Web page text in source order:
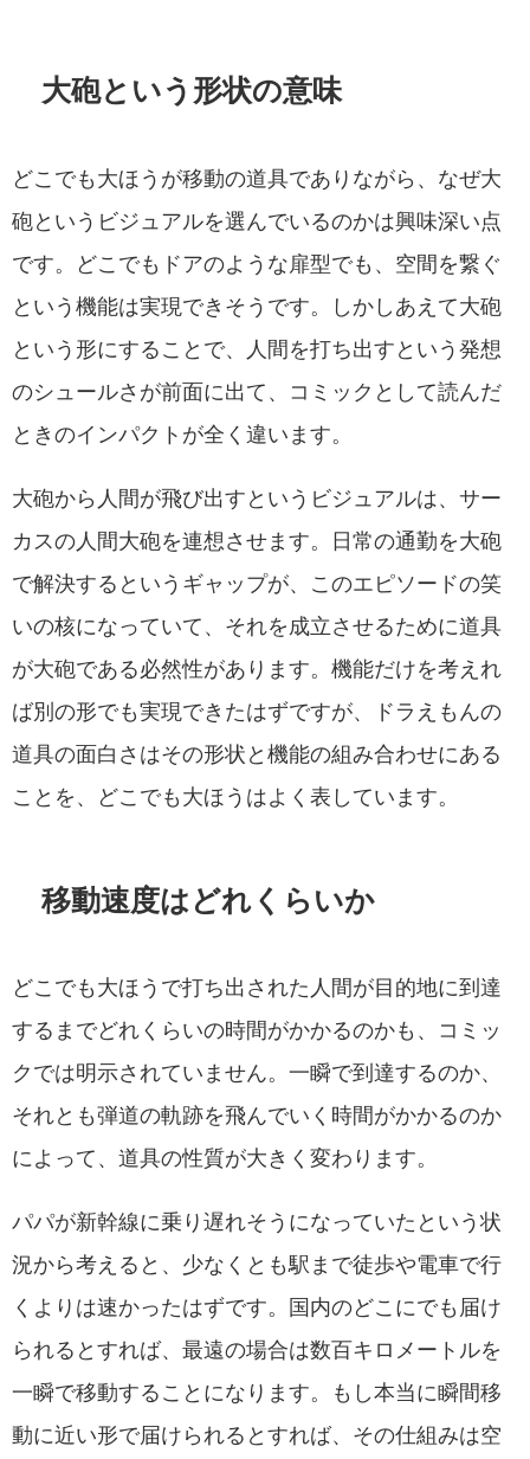
大砲という形状の意味
どこでも大ほうが移動の道具でありながら、なぜ大
砲というビジュアルを選んでいるのかは興味深い点
です。どこでもドアのような扉型でも、空間を繋ぐ
という機能は実現できそうです。しかしあえて大砲
という形にすることで、人間を打ち出すという発想
のシュールさが前面に出て、コミックとして読んだ
ときのインパクトが全く違います。
大砲から人間が飛び出すというビジュアルは、サー
カスの人間大砲を連想させます。日常の通勤を大砲
で解決するというギャップが、このエピソードの笑
いの核になっていて、それを成立させるために道具
が大砲である必然性があります。機能だけを考えれ
ば別の形でも実現できたはずですが、ドラえもんの
道具の面白さはその形状と機能の組み合わせにある
ことを、どこでも大ほうはよく表しています。
移動速度はどれくらいか
どこでも大ほうで打ち出された人間が目的地に到達
するまでどれくらいの時間がかかるのかも、コミッ
クでは明示されていません。一瞬で到達するのか、
それとも弾道の軌跡を飛んでいく時間がかかるのか
によって、道具の性質が大きく変わります。
パパが新幹線に乗り遅れそうになっていたという状
況から考えると、少なくとも駅まで徒歩や電車で行
くよりは速かったはずです。国内のどこにでも届け
られるとすれば、最遠の場合は数百キロメートルを
一瞬で移動することになります。もし本当に瞬間移
動に近い形で届けられるとすれば、その仕組みは空